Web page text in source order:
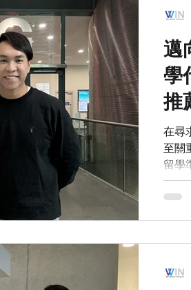
邁
學
推
在尋
至關
留學
到廣